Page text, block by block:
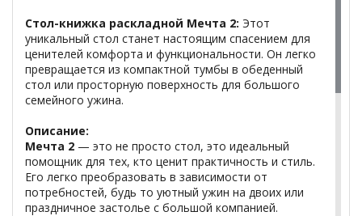
Стол-книжка раскладной Мечта 2: Этот
уникальный стол станет настоящим спасением для
ценителей комфорта и функциональности. Он легко
превращается из компактной тумбы в обеденный
стол или просторную поверхность для большого
семейного ужина.
Описание:
Мечта 2 — это не просто стол, это идеальный
помощник для тех, кто ценит практичность и стиль.
Его легко преобразовать в зависимости от
потребностей, будь то уютный ужин на двоих или
праздничное застолье с большой компанией.